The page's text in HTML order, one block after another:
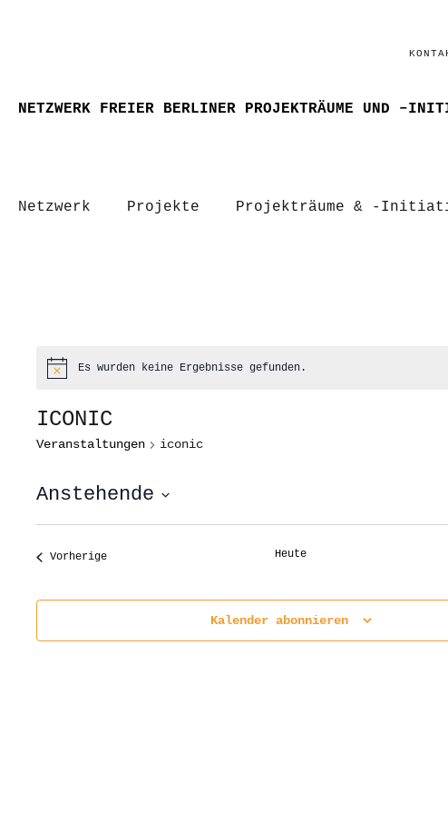
NETZWERK FREIER BERLINER PROJEKTRÄUME UND
Netzwerk Projekte Projekträume & -
HinweisEs wurden keine Ergebnisse gefunden.
ICONIC
Veranstaltungen iconic
Anstehende
wählen.
VorherigeVeranstaltungen Heute
Kalender abonnieren